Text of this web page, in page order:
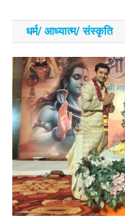
धर्म/ आध्‍यात्‍म/ संस्‍कृति